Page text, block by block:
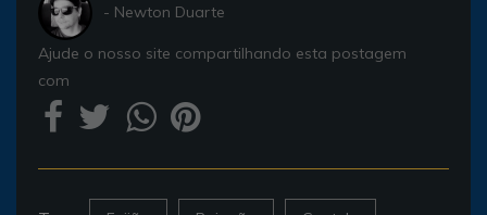
- Newton Duarte
Ajude o nosso site compartilhando esta postagem
com